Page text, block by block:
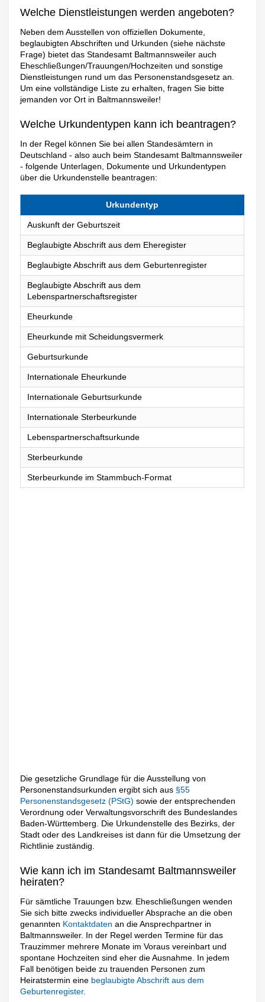
Welche Dienstleistungen werden angeboten?
Neben dem Ausstellen von offiziellen Dokumente,
beglaubigten Abschriften und Urkunden (siehe nächste
Frage) bietet das Standesamt Baltmannsweiler auch
Eheschließungen/Trauungen/Hochzeiten und sonstige
Dienstleistungen rund um das Personenstandsgesetz an.
Um eine vollständige Liste zu erhalten, fragen Sie bitte
jemanden vor Ort in Baltmannsweiler!
Welche Urkundentypen kann ich beantragen?
In der Regel können Sie bei allen Standesämtern in
Deutschland - also auch beim Standesamt Baltmannsweiler
- folgende Unterlagen, Dokumente und Urkundentypen
über die Urkundenstelle beantragen:
Urkundentyp
Auskunft der Geburtszeit
Beglaubigte Abschrift aus dem Eheregister
Beglaubigte Abschrift aus dem Geburtenregister
Beglaubigte Abschrift aus dem
Lebenspartnerschaftsregister
Eheurkunde
Eheurkunde mit Scheidungsvermerk
Geburtsurkunde
Internationale Eheurkunde
Internationale Geburtsurkunde
Internationale Sterbeurkunde
Lebenspartnerschaftsurkunde
Sterbeurkunde
Sterbeurkunde im Stammbuch-Format
Die gesetzliche Grundlage für die Ausstellung von
Personenstandsurkunden ergibt sich aus §55
Personenstandsgesetz (PStG)sowie der entsprechenden
Verordnung oder Verwaltungsvorschrift des Bundeslandes
Baden-Württemberg. Die Urkundenstelle des Bezirks, der
Stadt oder des Landkreises ist dann für die Umsetzung der
Richtlinie zuständig.
Wie kann ich im Standesamt Baltmannsweiler
heiraten?
Für sämtliche Trauungen bzw. Eheschließungen wenden
Sie sich bitte zwecks individueller Absprache an die oben
genannten Kontaktdaten an die Ansprechpartner in
Baltmannsweiler. In der Regel werden Termine für das
Trauzimmer mehrere Monate im Voraus vereinbart und
spontane Hochzeiten sind eher die Ausnahme. In jedem
Fall benötigen beide zu trauenden Personen zum
Heiratstermin eine beglaubigte Abschrift aus dem
Geburtenregister.